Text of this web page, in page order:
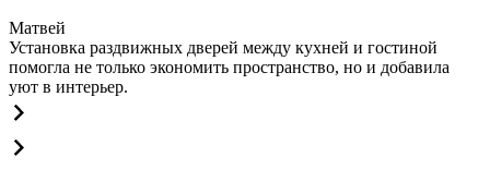
Матвей
Установка раздвижных дверей между кухней и гостиной
помогла не только экономить пространство, но и добавила
уют в интерьер.